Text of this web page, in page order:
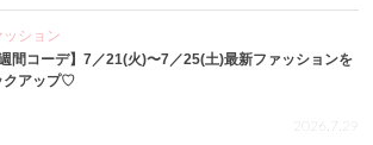
ッション
週間コーデ】7／21(火)〜7／25(土)最新ファッションを
クアップ♡
2026.7.29